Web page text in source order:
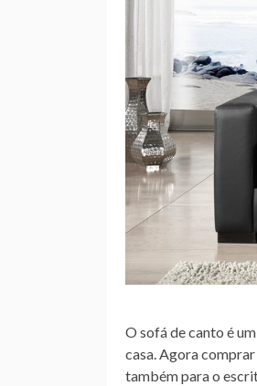
O sofá de canto é
casa. Agora
também para o